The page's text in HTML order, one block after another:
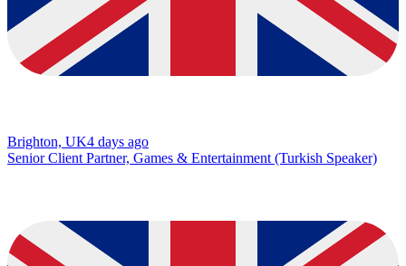
Brighton, UK4 days ago
Senior Client Partner, Games & Entertainment (Turkish Speaker)